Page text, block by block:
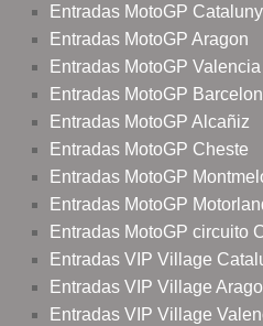
Entradas MotoGP
Entradas MotoGP Aragon
Entradas MotoGP Valencia
Entradas MotoGP
Entradas MotoGP Alcañiz
Entradas MotoGP Cheste
Entradas MotoGP
Entradas MotoGP
Entradas MotoGP circuito
Entradas VIP Village
Entradas VIP Village
Entradas VIP Village